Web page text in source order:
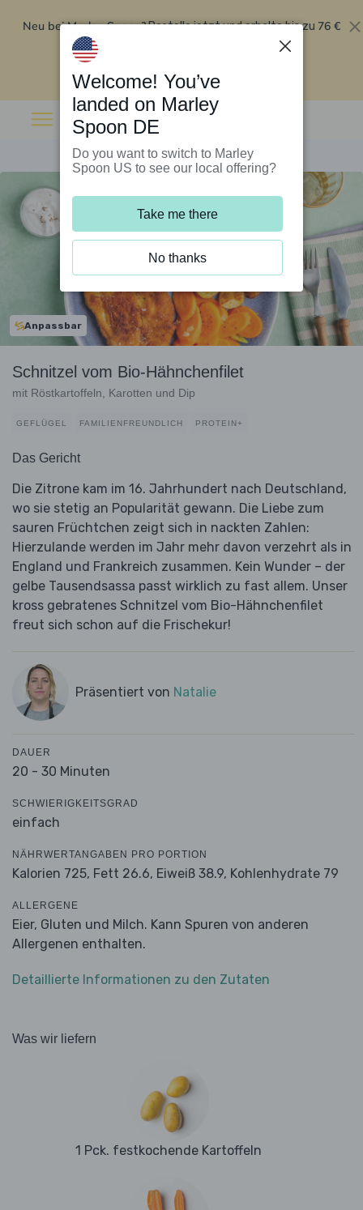
Neu bei Marley Spoon?Bestelle jetzt und erhalte bis zu 76 €
Rabatt auf deine ersten fünf Boxen
Anpassbar
Schnitzel vom Bio-Hähnchenfilet
mit Röstkartoffeln, Karotten und Dip
GEFLÜGEL FAMILIENFREUNDLICH PROTEIN+
Das Gericht
Die Zitrone kam im 16. Jahrhundert nach Deutschland,
wo sie stetig an Popularität gewann. Die Liebe zum
sauren Früchtchen zeigt sich in nackten Zahlen:
Hierzulande werden im Jahr mehr davon verzehrt als in
England und Frankreich zusammen. Kein Wunder – der
gelbe Tausendsassa passt wirklich zu fast allem. Unser
kross gebratenes Schnitzel vom Bio-Hähnchenfilet
freut sich schon auf die Frischekur!
Präsentiert von Natalie
DAUER
20 - 30 Minuten
SCHWIERIGKEITSGRAD
einfach
NÄHRWERTANGABEN PRO PORTION
Kalorien 725, Fett 26.6, Eiweiß 38.9, Kohlenhydrate 79
ALLERGENE
Eier, Gluten und Milch. Kann Spuren von anderen
Allergenen enthalten.
Detaillierte Informationen zu den Zutaten
Was wir liefern
1 Pck. festkochende Kartoffeln
Welcome! You’ve
landed on Marley
Spoon DE
Do you want to switch to Marley
Spoon US to see our local offering?
Take me there
No thanks